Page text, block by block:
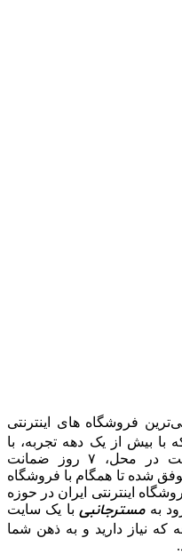
فروشگاه های اینترنتی
با بیش از یک دهه تجربه، با
پایبندی به سه اصل کلیدی، پرداخت در محل، ۷ روز ضمانت
شده تا همگام با فروشگاه‌
اینترنتی ایران در حوزه
بهمسترجانبی با یک سایت
که نیاز دارید و به ذهن شما